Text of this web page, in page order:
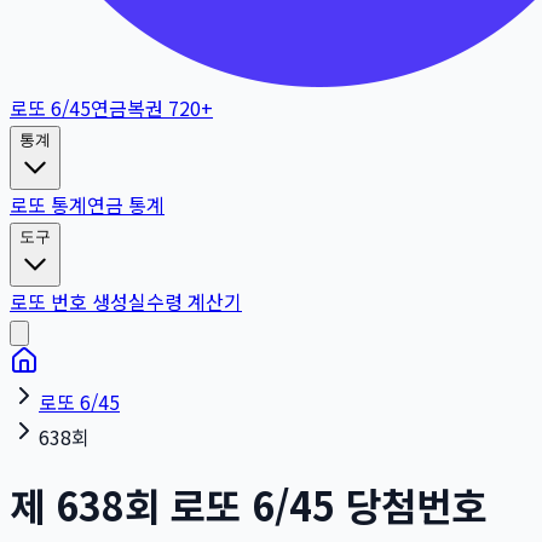
로또 6/45연금복권 720+
통계
로또 통계연금 통계
도구
로또 번호 생성실수령 계산기
로또 6/45
638회
제 638회 로또 6/45 당첨번호